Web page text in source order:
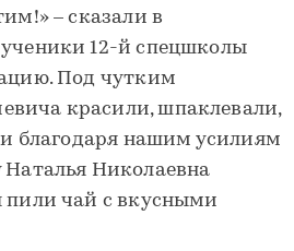
– сказали в
12-й спецшколы
Под чутким
красили, шпаклевали,
благодаря нашим усилиям
Наталья Николаевна
пили чай с вкусными